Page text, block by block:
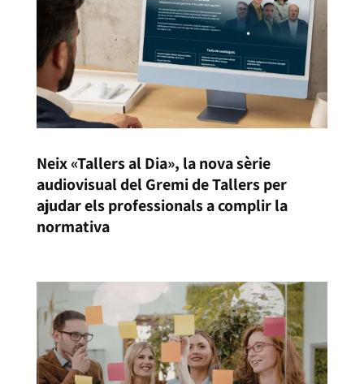
Neix «Tallers al Dia», la nova sèrie
audiovisual del Gremi de Tallers per
ajudar els professionals a complir la
normativa